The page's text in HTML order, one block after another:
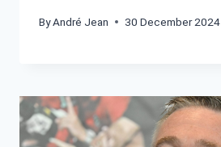
ByAndré Jean 30 December 2024